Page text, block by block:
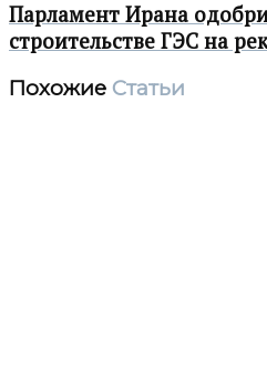
Парламент Ирана
строительстве ГЭС на
Похожие Статьи